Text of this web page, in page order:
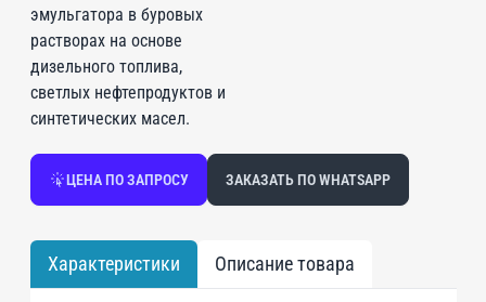
эмульгатора в буровых
растворах на основе
дизельного топлива,
светлых нефтепродуктов и
синтетических масел.
ЦЕНА ПО ЗАПРОСУ ЗАКАЗАТЬ ПО WHATSAPP
Характеристики Описание товара